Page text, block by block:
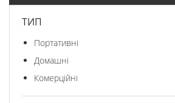
ТИП
Портативні
Домашні
Комерційні